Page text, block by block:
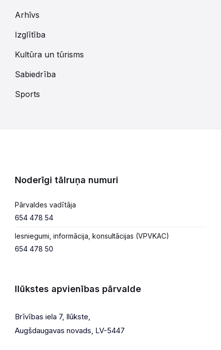
Arhīvs
Izglītība
Kultūra un tūrisms
Sabiedrība
Sports
Noderīgi tālruņa numuri
Pārvaldes vadītāja
654 478 54
Iesniegumi, informācija, konsultācijas (VPVKAC)
654 478 50
Ilūkstes apvienības pārvalde
Brīvības iela 7, Ilūkste,
Augšdaugavas novads, LV-5447